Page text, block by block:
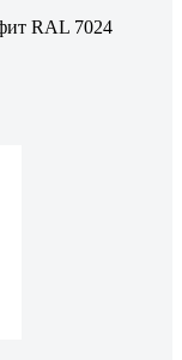
RAL 7024